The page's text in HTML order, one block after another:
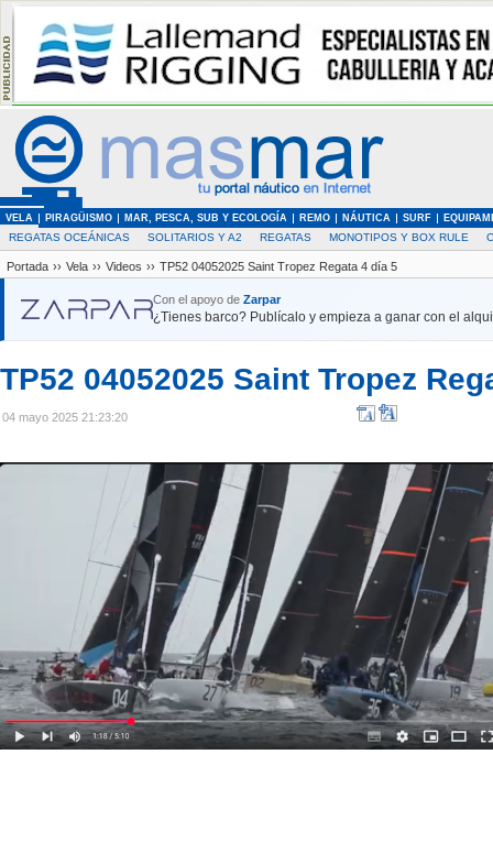
VELA PIRAGÜISMO MAR, PESCA, SUB Y ECOLOGÍA REMO NÁUTICA SURF
REGATAS OCEÁNICAS SOLITARIOS Y A2 REGATAS MONOTIPOS Y BOX RULE
Portada ›› Vela ›› Videos ›› TP52 04052025 Saint Tropez Regata 4 día 5
Con el apoyo de Zarpar
¿Tienes barco? Publícalo y empieza a ganar con el
TP52 04052025 Saint Tropez
04 mayo 2025 21:23:20